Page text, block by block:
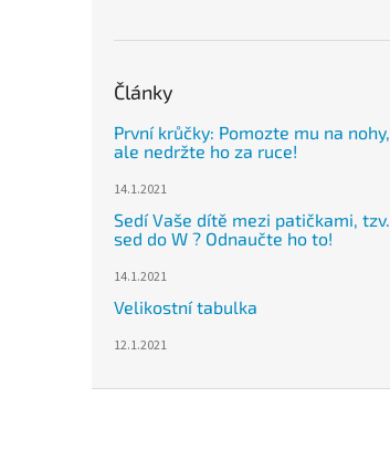
Články
První krůčky: Pomozte mu na nohy,
ale nedržte ho za ruce!
14.1.2021
Sedí Vaše dítě mezi patičkami, tzv.
sed do W ? Odnaučte ho to!
14.1.2021
Velikostní tabulka
12.1.2021